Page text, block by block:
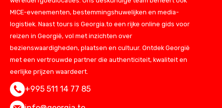
MICE-evenementen, bestemmingshuwelijken en media-
logistiek. Naast tours is Georgia.to een rijke online gids voor
reizen in Georgië, vol met inzichten over
bezienswaardigheden, plaatsen en cultuur. Ontdek Georgië
met een vertrouwde partner die authenticiteit, kwaliteit en
eerlijke prijzen waardeert.
+995 511 14 77 85